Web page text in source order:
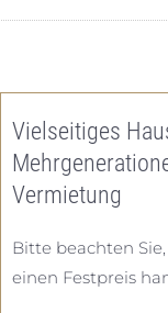
Vielseitiges
Vermietung
Bitte beachten
einen Festpreis